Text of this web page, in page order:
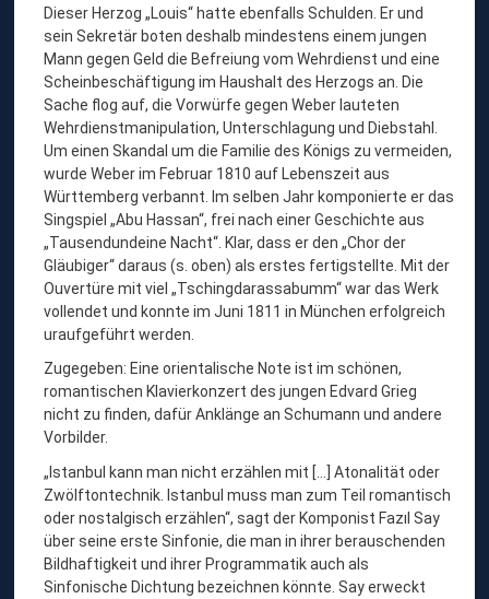
Dieser Herzog „Louis“ hatte ebenfalls Schulden. Er und
sein Sekretär boten deshalb mindestens einem jungen
Mann gegen Geld die Befreiung vom Wehrdienst und eine
Scheinbeschäftigung im Haushalt des Herzogs an. Die
Sache flog auf, die Vorwürfe gegen Weber lauteten
Wehrdienstmanipulation, Unterschlagung und Diebstahl.
Um einen Skandal um die Familie des Königs zu vermeiden,
wurde Weber im Februar 1810 auf Lebenszeit aus
Württemberg verbannt. Im selben Jahr komponierte er das
Singspiel „Abu Hassan“, frei nach einer Geschichte aus
„Tausendundeine Nacht“. Klar, dass er den „Chor der
Gläubiger“ daraus (s. oben) als erstes fertigstellte. Mit der
Ouvertüre mit viel „Tschingdarassabumm“ war das Werk
vollendet und konnte im Juni 1811 in München erfolgreich
uraufgeführt werden.
Zugegeben: Eine orientalische Note ist im schönen,
romantischen Klavierkonzert des jungen Edvard Grieg
nicht zu finden, dafür Anklänge an Schumann und andere
Vorbilder.
„Istanbul kann man nicht erzählen mit […] Atonalität oder
Zwölftontechnik. Istanbul muss man zum Teil romantisch
oder nostalgisch erzählen“, sagt der Komponist Fazıl Say
über seine erste Sinfonie, die man in ihrer berauschenden
Bildhaftigkeit und ihrer Programmatik auch als
Sinfonische Dichtung bezeichnen könnte. Say erweckt